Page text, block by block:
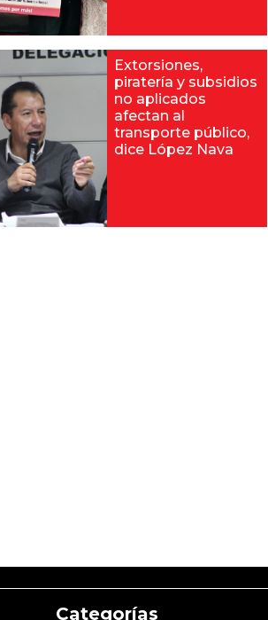
Extorsiones,
piratería y subsidios
no aplicados
afectan al
transporte público,
dice López Nava
Categorías